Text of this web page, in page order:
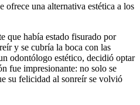
ofrece una alternativa estética a los
que había estado fisurado por
y se cubría la boca con las
odontólogo estético, decidió optar
fue impresionante: no solo se
su felicidad al sonreír se volvió